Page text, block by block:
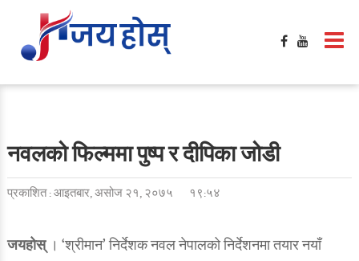
गृहपृष्ठ
मनोरञ्जन
फिल्मी खबर
टिभी / सिरिज / ओटीटी
सङ्गीत खबर
साहित्य खबर
नवलको फिल्ममा पुष्प र दीपिका जोडी
प्रकाशित : आइतबार, असोज २१, २०७५ १९:५४
जयहोस्। ‘श्रीमान’ निर्देशक नवल नेपालको निर्देशनमा तयार नयाँ